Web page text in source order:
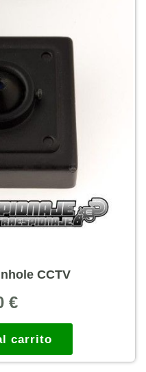
CCTV
€
carrito